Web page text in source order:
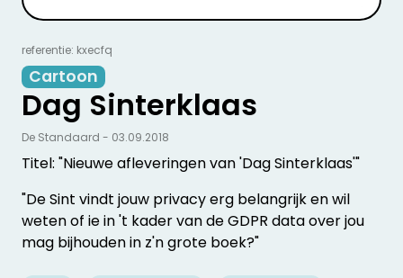
referentie: kxecfq
Cartoon
Dag Sinterklaas
Titel: "Nieuwe afleveringen van 'Dag Sinterklaas'"
"De Sint vindt jouw privacy erg belangrijk en wil
weten of ie in 't kader van de GDPR data over jou
mag bijhouden in z'n grote boek?"
De Standaard - 03.09.2018